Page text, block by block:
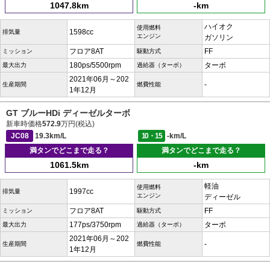
1047.8km -km
排気量 1598cc
使用燃料
エンジン
ハイオク
ガソリン
ミッション フロア8AT 駆動方式 FF
最大出力 180ps/5500rpm 過給器（ターボ） ターボ
生産期間
2021年06月～202
1年12月
燃費性能 -
GT ブルーHDi ディーゼルターボ
新車時価格572.9万円(税込)
JC08
19.3km/L 10・15
-km/L
満タンでどこまで走る？
1061.5km
満タンでどこまで走る？
-km
排気量 1997cc
使用燃料
エンジン
軽油
ディーゼル
ミッション フロア8AT 駆動方式 FF
最大出力 177ps/3750rpm 過給器（ターボ） ターボ
生産期間
2021年06月～202
1年12月
燃費性能 -